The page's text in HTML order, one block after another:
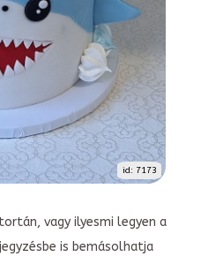
id: 7173
vagy ilyesmi legyen a
is bemásolhatja